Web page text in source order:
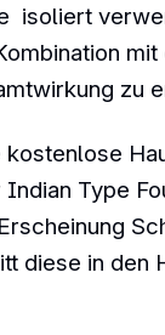
isoliert
zu
Type
diese in den